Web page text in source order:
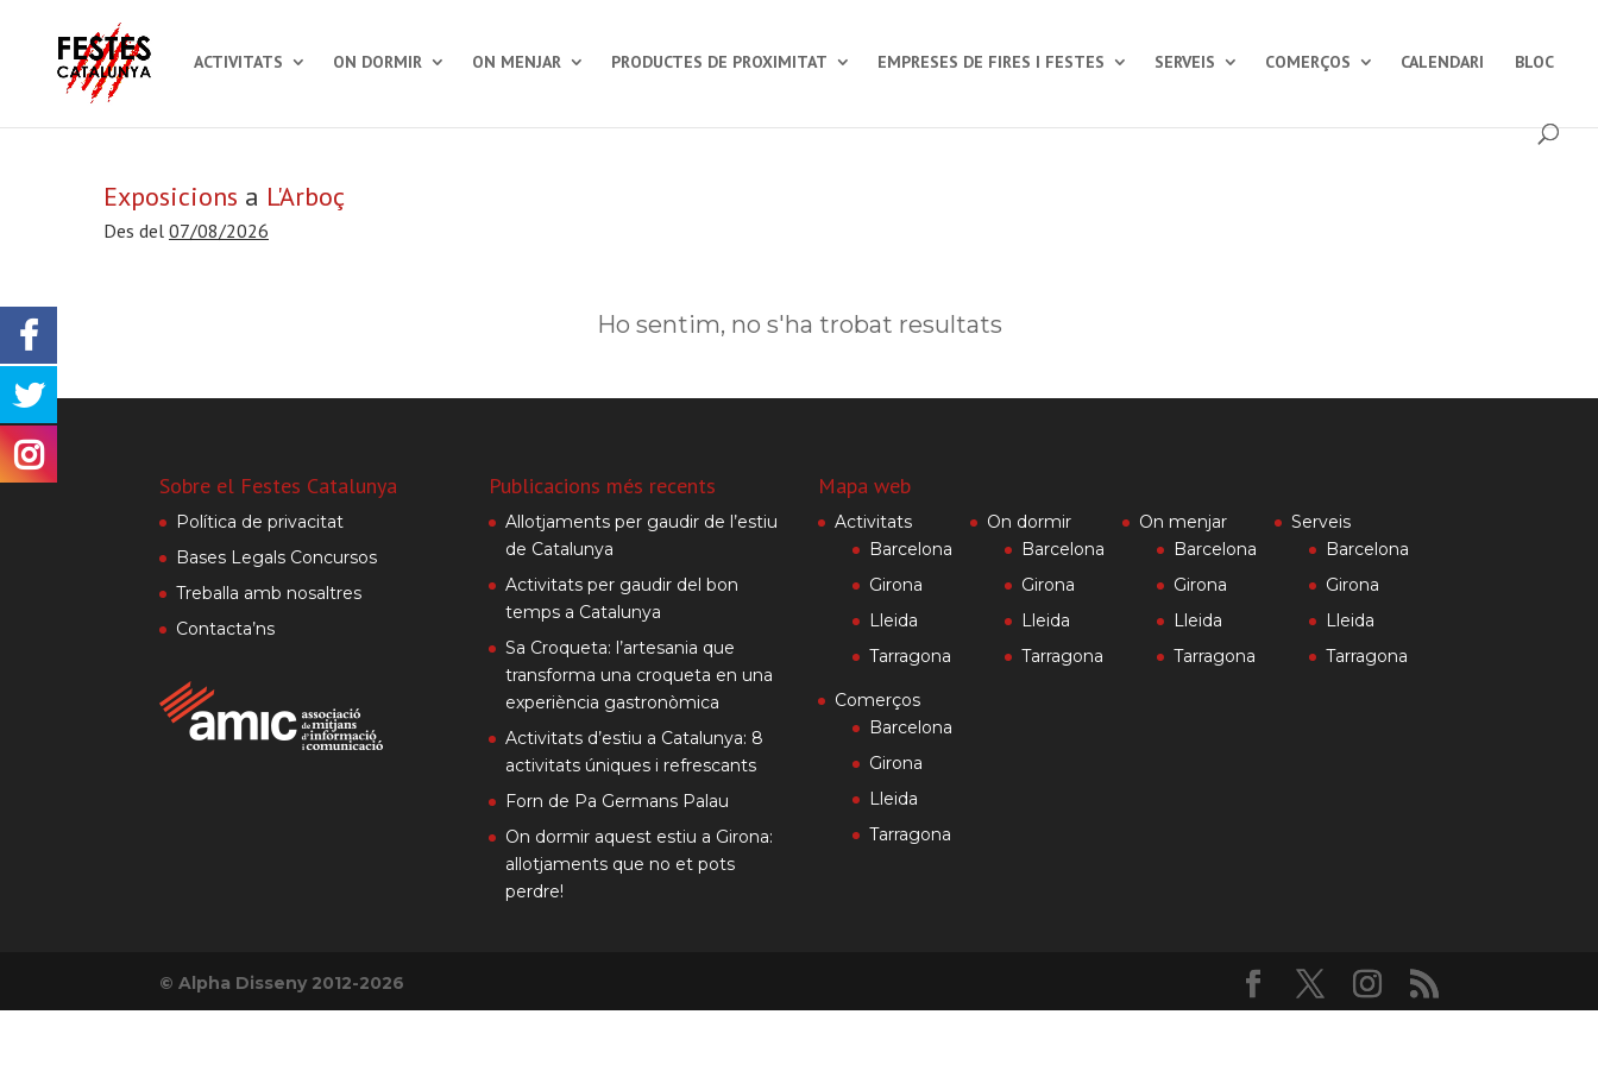
ACTIVITATS ON DORMIR ON MENJAR PRODUCTES DE PROXIMITAT EMPRESES DE FIRES I FESTES SERVEIS COMERÇOS CALENDARI BLOC
Exposicions a L'Arboç
Des del 07/08/2026
Ho sentim, no s'ha trobat resultats
Sobre el Festes Catalunya
Política de privacitat
Bases Legals Concursos
Treballa amb nosaltres
Contacta’ns
Publicacions més recents
Allotjaments per gaudir de l’estiu
de Catalunya
Activitats per gaudir del bon
temps a Catalunya
Sa Croqueta: l’artesania que
transforma una croqueta en una
experiència gastronòmica
Activitats d’estiu a Catalunya: 8
activitats úniques i refrescants
Forn de Pa Germans Palau
On dormir aquest estiu a Girona:
allotjaments que no et pots
perdre!
Mapa web
Activitats
Barcelona
Girona
Lleida
Tarragona
On dormir
Barcelona
Girona
Lleida
Tarragona
On menjar
Barcelona
Girona
Lleida
Tarragona
Serveis
Barcelona
Girona
Lleida
Tarragona
Comerços
Barcelona
Girona
Lleida
Tarragona
© Alpha Disseny 2012-2026